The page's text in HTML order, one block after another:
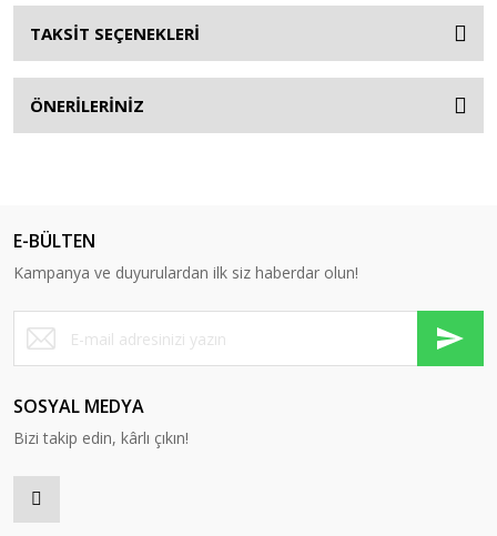
TAKSİT SEÇENEKLERİ
ÖNERİLERİNİZ
E-BÜLTEN
Kampanya ve duyurulardan ilk siz haberdar olun!
SOSYAL MEDYA
Bizi takip edin, kârlı çıkın!